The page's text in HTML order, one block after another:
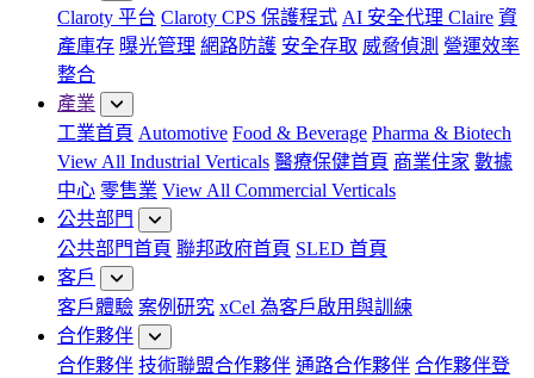
Claroty 平台 Claroty CPS 保護程式 AI 安全代理 Claire 資
產庫存 曝光管理 網路防護 安全存取 威脅偵測 營運效率
整合
產業
工業首頁 Automotive Food & Beverage Pharma & Biotech
View All Industrial Verticals 醫療保健首頁 商業住家 數據
中心 零售業 View All Commercial Verticals
公共部門
公共部門首頁 聯邦政府首頁 SLED 首頁
客戶
客戶體驗 案例研究 xCel 為客戶啟用與訓練
合作夥伴
合作夥伴 技術聯盟合作夥伴 通路合作夥伴 合作夥伴登